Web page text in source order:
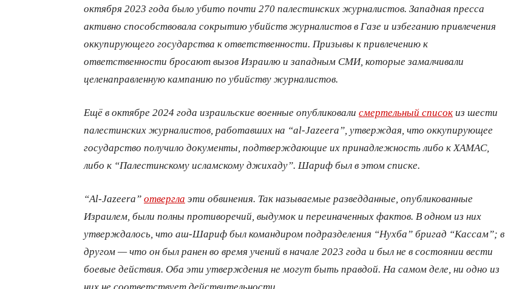
октября 2023 года было убито почти 270 палестинских журналистов. Западная пресса
активно способствовала сокрытию убийств журналистов в Газе и избеганию привлечения
оккупирующего государства к ответственности. Призывы к привлечению к
ответственности бросают вызов Израилю и западным СМИ, которые замалчивали
целенаправленную кампанию по убийству журналистов.
Ещё в октябре 2024 года израильские военные опубликовали смертельный список из шести
палестинских журналистов, работавших на “al-Jazeera”, утверждая, что оккупирующее
государство получило документы, подтверждающие их принадлежность либо к ХАМАС,
либо к “Палестинскому исламскому джихаду”. Шариф был в этом списке.
“Al-Jazeera” отвергла эти обвинения. Так называемые разведданные, опубликованные
Израилем, были полны противоречий, выдумок и переиначенных фактов. В одном из них
утверждалось, что аш-Шариф был командиром подразделения “Нухба” бригад “Кассам”; в
другом — что он был ранен во время учений в начале 2023 года и был не в состоянии вести
боевые действия. Оба эти утверждения не могут быть правдой. На самом деле, ни одно из
них не соответствует действительности.